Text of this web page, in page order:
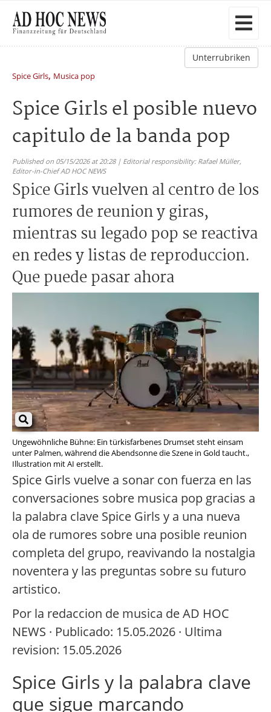
Unterrubriken
Spice Girls, Musica pop
Spice Girls el posible nuevo
capitulo de la banda pop
Published on 05/15/2026 at 20:28 | Editorial responsibility: Rafael Müller,
Editor-in-Chief AD HOC NEWS
Spice Girls vuelven al centro de los
rumores de reunion y giras,
mientras su legado pop se reactiva
en redes y listas de reproduccion.
Que puede pasar ahora
Ungewöhnliche Bühne: Ein türkisfarbenes Drumset steht einsam
unter Palmen, während die Abendsonne die Szene in Gold taucht.,
Illustration mit AI erstellt.
Spice Girls vuelve a sonar con fuerza en las
conversaciones sobre musica pop gracias a
la palabra clave Spice Girls y a una nueva
ola de rumores sobre una posible reunion
completa del grupo, reavivando la nostalgia
noventera y las preguntas sobre su futuro
artistico.
Por la redaccion de musica de AD HOC
NEWS · Publicado: 15.05.2026 · Ultima
revision: 15.05.2026
Spice Girls y la palabra clave
que sigue marcando